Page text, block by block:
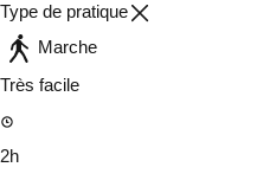
Type de pratique
Marche
Très facile
2h